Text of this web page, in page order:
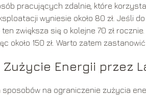
pracujących zdalnie, które
wyniesie około 80 zł. Jeśli
ten zwiększa się o kolejne 70 zł
około 150 zł. Warto zatem
Energii przez
na ograniczenie zużycia